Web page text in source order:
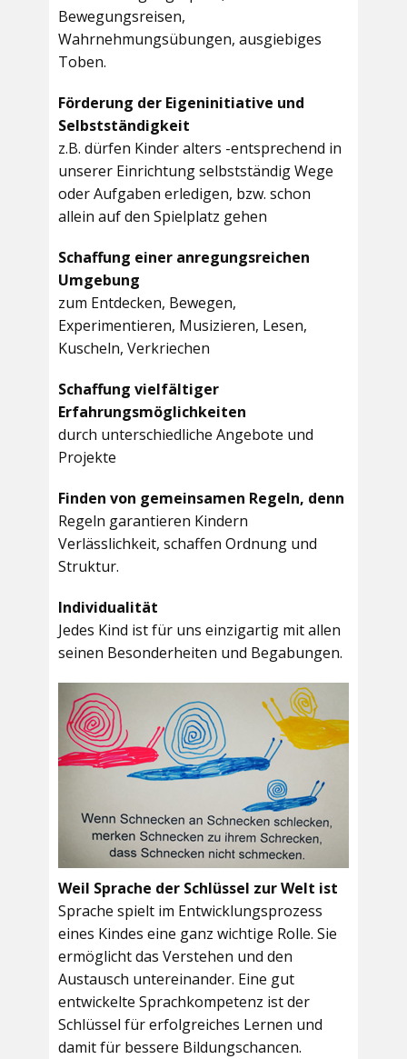
Bewegungsreisen,
Wahrnehmungsübungen, ausgiebiges
Toben.
Förderung der Eigeninitiative und
Selbstständigkeit
z.B. dürfen Kinder alters -entsprechend in
unserer Einrichtung selbstständig Wege
oder Aufgaben erledigen, bzw. schon
allein auf den Spielplatz gehen
Schaffung einer anregungsreichen
Umgebung
zum Entdecken, Bewegen,
Experimentieren, Musizieren, Lesen,
Kuscheln, Verkriechen
Schaffung vielfältiger
Erfahrungsmöglichkeiten
durch unterschiedliche Angebote und
Projekte
Finden von gemeinsamen Regeln, denn
Regeln garantieren Kindern
Verlässlichkeit, schaffen Ordnung und
Struktur.
Individualität
Jedes Kind ist für uns einzigartig mit allen
seinen Besonderheiten und Begabungen.
Weil Sprache der Schlüssel zur Welt ist
Sprache spielt im Entwicklungsprozess
eines Kindes eine ganz wichtige Rolle. Sie
ermöglicht das Verstehen und den
Austausch untereinander. Eine gut
entwickelte Sprachkompetenz ist der
Schlüssel für erfolgreiches Lernen und
damit für bessere Bildungschancen.